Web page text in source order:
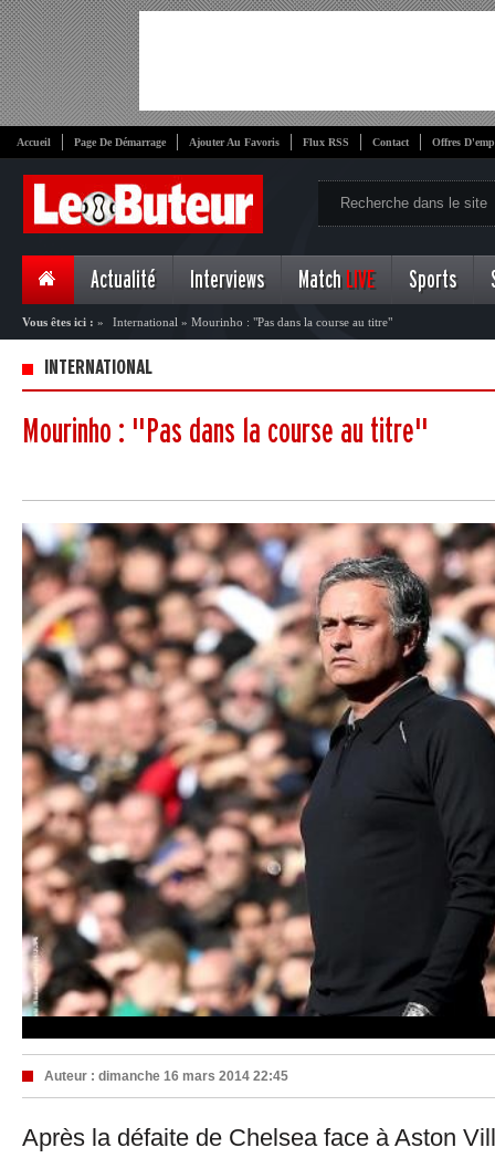
Accueil Page De Démarrage Ajouter Au Favoris Flux RSS Contact Offres
Actualité Interviews Match LIVE Sports
Vous êtes ici : » International » Mourinho : "Pas dans la course au titre"
INTERNATIONAL
Mourinho : "Pas dans la course au titre"
Auteur : dimanche 16 mars 2014 22:45
Après la défaite de Chelsea face à Aston